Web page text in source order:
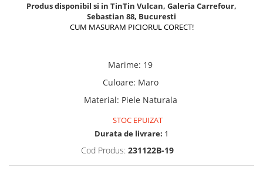
Produs disponibil si in TinTin Vulcan, Galeria Carrefour,
Sebastian 88, Bucuresti
CUM MASURAM PICIORUL CORECT!
Marime: 19
Culoare: Maro
Material: Piele Naturala
STOC EPUIZAT
Durata de livrare: 1
Cod Produs: 231122B-19